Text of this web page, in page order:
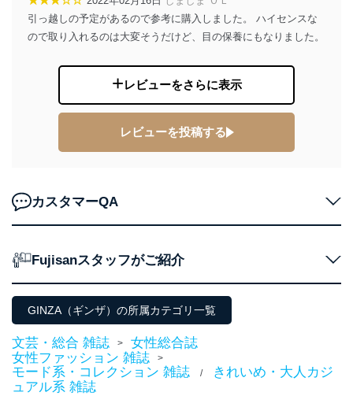
e-mail： cs@fujisan.co.jp
改訂：2025年2月20日
制定：2005年4月1日
代表取締役会長 西野 伸一郎
１．個人情報保護管理者
当社は以下の個人情報保護管理者を設置し、個人情報保
個人情報保護管理者: 経営管理グループディレクター 前
２．利用目的
りです。
No
個人情報の種類 利用目的
引っ越しの予定があるので参考に購入しました。 ハイセンスな
ので取り入れるのは大変そうだけど、目の保養にもなりました。
レビューをさらに表示
レビューを投稿する
カスタマーQA
Fujisanスタッフがご紹介
GINZA（ギンザ）の所属カテゴリ一覧
文芸・総合 雑誌 >
女性総合誌
女性ファッション 雑誌
>
モード系・コレクション 雑誌 /
きれいめ・大人カジ
ュアル系 雑誌